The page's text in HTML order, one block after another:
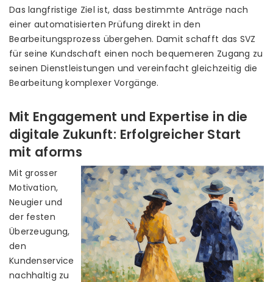
Das langfristige Ziel ist, dass bestimmte Anträge nach
einer automatisierten Prüfung direkt in den
Bearbeitungsprozess übergehen. Damit schafft das SVZ
für seine Kundschaft einen noch bequemeren Zugang zu
seinen Dienstleistungen und vereinfacht gleichzeitig die
Bearbeitung komplexer Vorgänge.
Mit Engagement und Expertise in die
digitale Zukunft: Erfolgreicher Start
mit aforms
Mit grosser
Motivation,
Neugier und
der festen
Überzeugung,
den
Kundenservice
nachhaltig zu